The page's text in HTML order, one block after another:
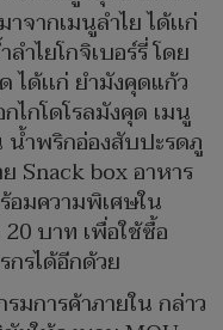
ากเมนูลำไย ได้เเก่
ำไยโกจิเบอร์รี่ โดย
ด้เเก่ ยำมังคุดแก้ว
ไกโดโรลมังคุด เมนู
น้ำพริกอ่องสับปะรดภู
Snack box อาหาร
อมความพิเศษใน
บาท เพื่อใช้ซื้อ
รได้อีกด้วย
มการค้าภายใน กล่าว